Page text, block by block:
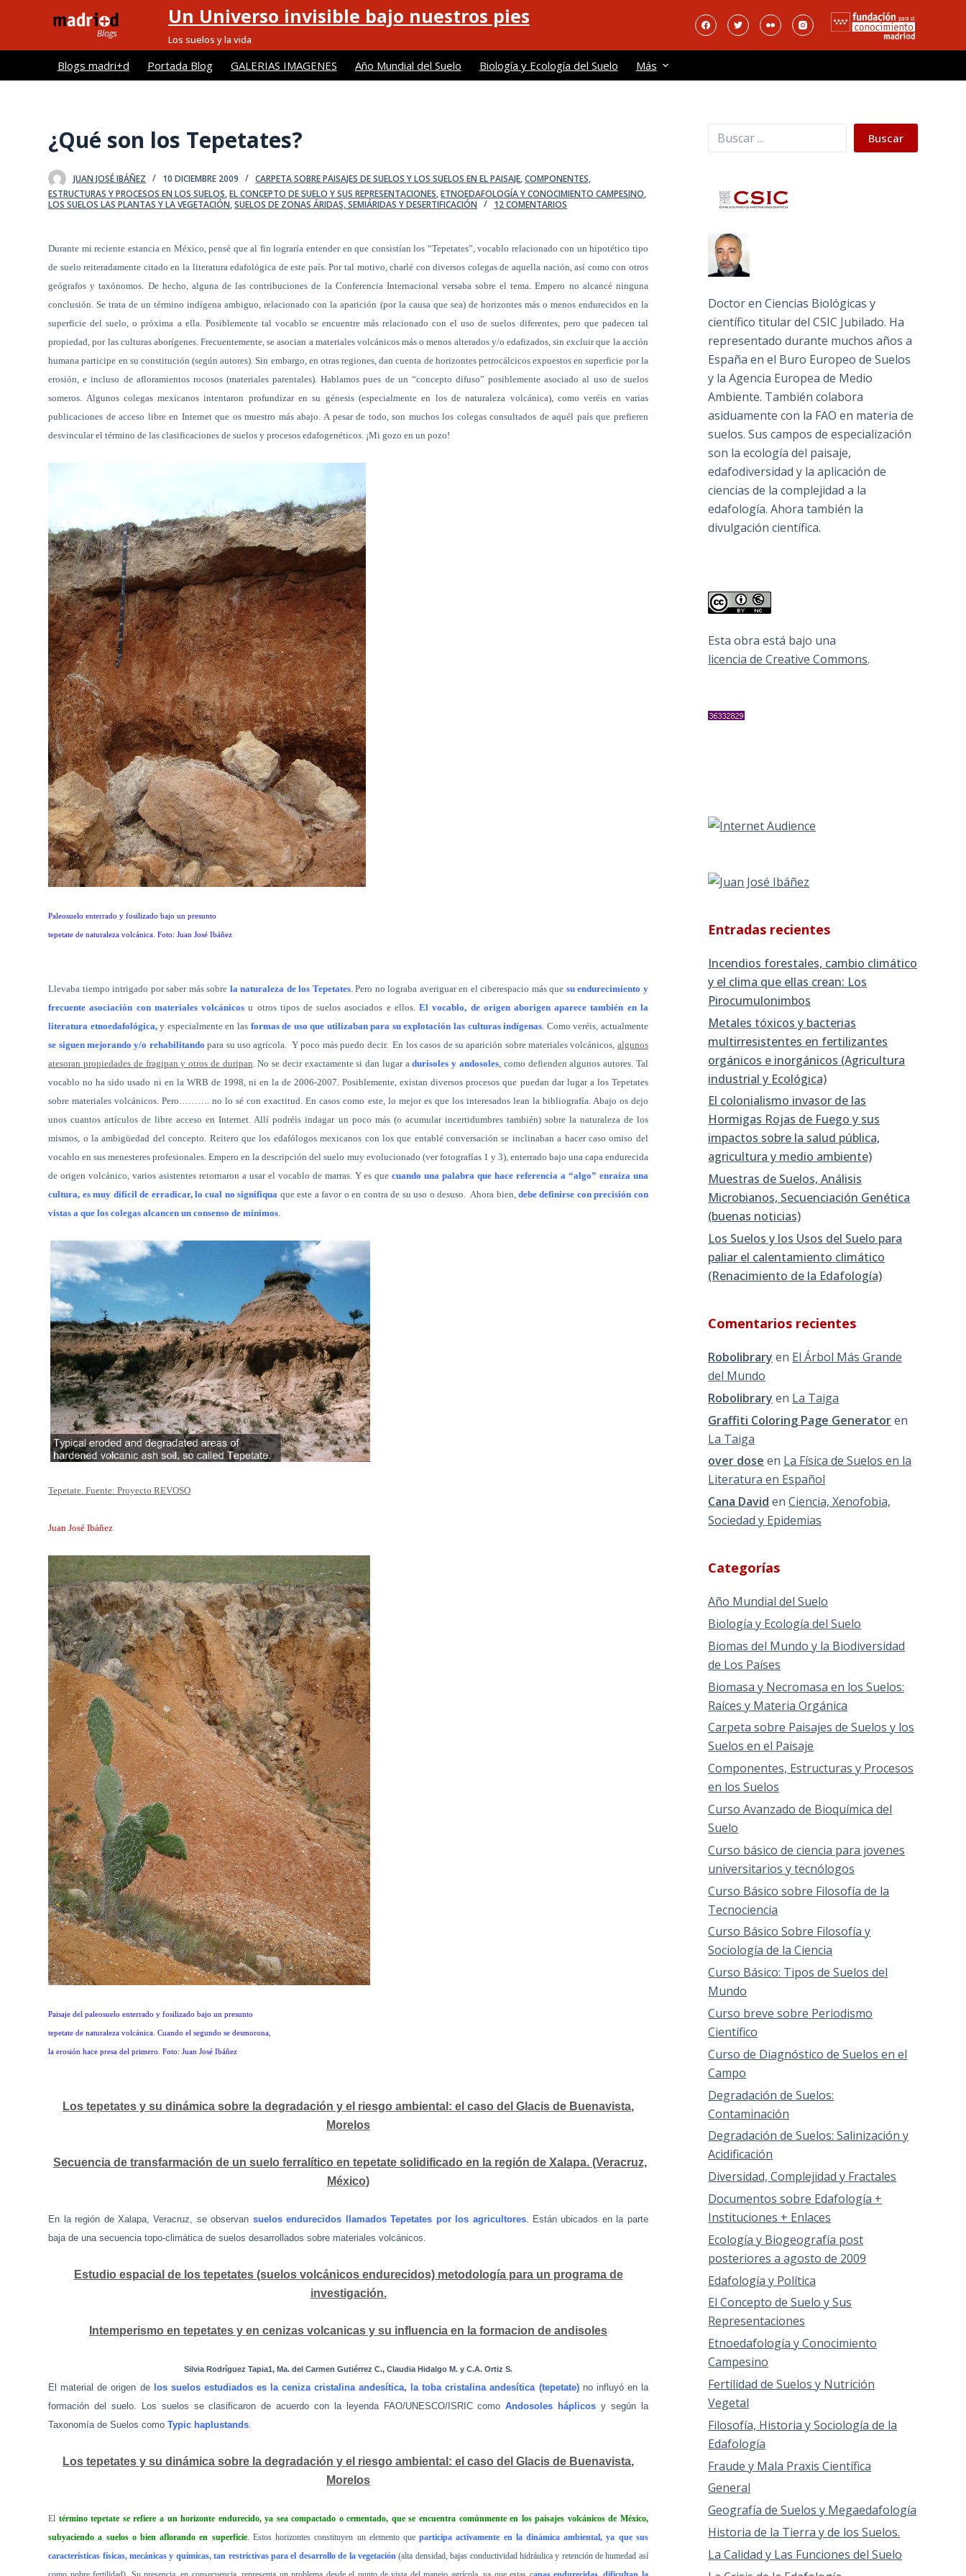
l
Un Universo invisible bajo nuestros pies
Los suelos y la vida
Blogs madri+d Portada Blog GALERIAS IMAGENES Año Mundial del Suelo Biología y Ecología del Suelo Más
¿Qué son los Tepetates?
JUAN JOSÉ IBÁÑEZ 10 DICIEMBRE 2009 CARPETA SOBRE PAISAJES DE SUELOS Y LOS SUELOS EN EL PAISAJE,COMPONENTES,
ESTRUCTURAS Y PROCESOS EN LOS SUELOS,EL CONCEPTO DE SUELO Y SUS REPRESENTACIONES,ETNOEDAFOLOGÍA Y CONOCIMIENTO CAMPESINO,
LOS SUELOS LAS PLANTAS Y LA VEGETACIÓN,SUELOS DE ZONAS ÁRIDAS, SEMIÁRIDAS Y DESERTIFICACIÓN 12 COMENTARIOS
Durante mi reciente estancia en México, pensé que al fin lograría entender en que consistían los “Tepetates”, vocablo relacionado con un hipotético tipo
de suelo reiteradamente citado en la literatura edafológica de este país. Por tal motivo, charlé con diversos colegas de aquella nación, así como con otros
geógrafos y taxónomos. De hecho, alguna de las contribuciones de la Conferencia Internacional versaba sobre el tema. Empero no alcancé ninguna
conclusión. Se trata de un término indígena ambiguo, relacionado con la aparición (por la causa que sea) de horizontes más o menos endurecidos en la
superficie del suelo, o próxima a ella. Posiblemente tal vocablo se encuentre más relacionado con el uso de suelos diferentes, pero que padecen tal
propiedad, por las culturas aborígenes. Frecuentemente, se asocian a materiales volcánicos más o menos alterados y/o edafizados, sin excluir que la acción
humana participe en su constitución (según autores). Sin embargo, en otras regiones, dan cuenta de horizontes petrocálcicos expuestos en superficie por la
erosión, e incluso de afloramientos rocosos (materiales parentales). Hablamos pues de un “concepto difuso” posiblemente asociado al uso de suelos
someros. Algunos colegas mexicanos intentaron profundizar en su génesis (especialmente en los de naturaleza volcánica), como veréis en varias
publicaciones de acceso libre en Internet que os muestro más abajo. A pesar de todo, son muchos los colegas consultados de aquél país que prefieren
desvincular el término de las clasificaciones de suelos y procesos edafogenéticos. ¡Mi gozo en un pozo!
Paleosuelo enterrado y fosilizado bajo un presunto
tepetate de naturaleza volcánica. Foto: Juan José Ibáñez
Llevaba tiempo intrigado por saber más sobre la naturaleza de los Tepetates. Pero no lograba averiguar en el ciberespacio más que su endurecimiento y
frecuente asociación con materiales volcánicos u otros tipos de suelos asociados e ellos. El vocablo, de origen aborigen aparece también en la
literatura etnoedafológica,y especialmente en las formas de uso que utilizaban para su explotación las culturas indígenas . Como veréis, actualmente
se siguen mejorando y/o rehabilitando para su uso agrícola. Y poco más puedo decir. En los casos de su aparición sobre materiales volcánicos, algunos
atesoran propiedades de fragipan y otros de duripan . No se decir exactamente si dan lugar adurisoles y andosoles , como defienden algunos autores. Tal
vocablo no ha sido usado ni en la WRB de 1998, ni en la de 2006-2007. Posiblemente, existan diversos procesos que puedan dar lugar a los Tepetates
sobre materiales volcánicos. Pero………. no lo sé con exactitud. En casos como este, lo mejor es que los interesados lean la bibliografía. Abajo os dejo
unos cuantos artículos de libre acceso en Internet. Allí podréis indagar un poco más (o acumular incertidumbres también) sobre la naturaleza de los
mismos, o la ambigüedad del concepto. Reitero que los edafólogos mexicanos con los que entablé conversación se inclinaban a hacer caso omiso del
vocablo en sus menesteres profesionales. Empero en la descripción del suelo muy evolucionado (ver fotografías 1 y 3), enterrado bajo una capa endurecida
de origen volcánico, varios asistentes retornaron a usar el vocablo de marras. Y es quecuando una palabra que hace referencia a “algo” enraíza una
cultura, es muy difícil de erradicar, lo cual no signifiqua que este a favor o en contra de su uso o desuso. Ahora bien,debe definirse con precisión con
vistas a que los colegas alcancen un consenso de mínimos
Tepetate. Fuente: Proyecto REVOSO
Juan José Ibáñez
Paisaje del paleosuelo enterrado y fosilizado bajo un presunto
tepetate de naturaleza volcánica. Cuando el segundo se desmorona,
la erosión hace presa del primero. Foto: Juan José Ibáñez
Los tepetates y su dinámica sobre la degradación y el riesgo ambiental: el caso del Glacis de Buenavista,
Morelos
Secuencia de transfarmación de un suelo ferralítico en tepetate solidificado en la región de Xalapa. (Veracruz,
México)
En la región de Xalapa, Veracruz, se observan suelos endurecidos llamados Tepetates por los agricultores. Están ubicados en la parte
baja de una secuencia topo-climática de suelos desarrollados sobre materiales volcánicos.
Estudio espacial de los tepetates (suelos volcánicos endurecidos) metodología para un programa de
investigación.
Intemperismo en tepetates y en cenizas volcanicas y su influencia en la formacion de andisoles
Silvia Rodríguez Tapia1, Ma. del Carmen Gutiérrez C., Claudia Hidalgo M. y C.A. Ortiz S.
El material de origen de los suelos estudiados es la ceniza cristalina andesítica, la toba cristalina andesítica (tepetate)no influyó en la
formación del suelo. Los suelos se clasificaron de acuerdo con la leyenda FAO/UNESCO/ISRIC comoAndosoles háplicos y según la
Taxonomía de Suelos comoTypic haplustands
Los tepetates y su dinámica sobre la degradación y el riesgo ambiental: el caso del Glacis de Buenavista,
Morelos
El término tepetate se refiere a un horizonte endurecido, ya sea compactado o cementado, que se encuentra comúnmente en los paisajes volcánicos de México,
subyaciendo a suelos o bien aflorando en superficie. Estos horizontes constituyen un elemento queparticipa activamente en la dinámica ambiental, ya que sus
características físicas, mecánicas y químicas, tan restrictivas para el desarrollo de la vegetación (alta densidad, bajas conductividad hidráulica y retención de humedad así
Buscar Buscar
Doctor en Ciencias Biológicas y
científico titular del CSIC Jubilado. Ha
representado durante muchos años a
España en el Buro Europeo de Suelos
y la Agencia Europea de Medio
Ambiente. También colabora
asiduamente con la FAO en materia de
suelos. Sus campos de especialización
son la ecología del paisaje,
edafodiversidad y la aplicación de
ciencias de la complejidad a la
edafología. Ahora también la
divulgación científica.
Esta obra está bajo una
licencia de Creative Commons.
Entradas recientes
Incendios forestales, cambio climático
y el clima que ellas crean: Los
Pirocumulonimbos
Metales tóxicos y bacterias
multirresistentes en fertilizantes
orgánicos e inorgánicos (Agricultura
industrial y Ecológica)
El colonialismo invasor de las
Hormigas Rojas de Fuego y sus
impactos sobre la salud pública,
agricultura y medio ambiente)
Muestras de Suelos, Análisis
Microbianos, Secuenciación Genética
(buenas noticias)
Los Suelos y los Usos del Suelo para
paliar el calentamiento climático
(Renacimiento de la Edafología)
Comentarios recientes
Robolibrary en El Árbol Más Grande
del Mundo
Robolibrary en La Taiga
Graffiti Coloring Page Generatoren
La Taiga
over dose en La Física de Suelos en la
Literatura en Español
Cana David enCiencia, Xenofobia,
Sociedad y Epidemias
Categorías
Año Mundial del Suelo
Biología y Ecología del Suelo
Biomas del Mundo y la Biodiversidad
de Los Países
Biomasa y Necromasa en los Suelos:
Raíces y Materia Orgánica
Carpeta sobre Paisajes de Suelos y los
Suelos en el Paisaje
Componentes, Estructuras y Procesos
en los Suelos
Curso Avanzado de Bioquímica del
Suelo
Curso básico de ciencia para jovenes
universitarios y tecnólogos
Curso Básico sobre Filosofía de la
Tecnociencia
Curso Básico Sobre Filosofía y
Sociología de la Ciencia
Curso Básico: Tipos de Suelos del
Mundo
Curso breve sobre Periodismo
Científico
Curso de Diagnóstico de Suelos en el
Campo
Degradación de Suelos:
Contaminación
Degradación de Suelos: Salinización y
Acidificación
Diversidad, Complejidad y Fractales
Documentos sobre Edafología +
Instituciones + Enlaces
Ecología y Biogeografía post
posteriores a agosto de 2009
Edafología y Política
El Concepto de Suelo y Sus
Representaciones
Etnoedafología y Conocimiento
Campesino
Fertilidad de Suelos y Nutrición
Vegetal
Filosofía, Historia y Sociología de la
Edafología
Fraude y Mala Praxis Científica
General
Geografía de Suelos y Megaedafología
Historia de la Tierra y de los Suelos.
La Calidad y Las Funciones del Suelo